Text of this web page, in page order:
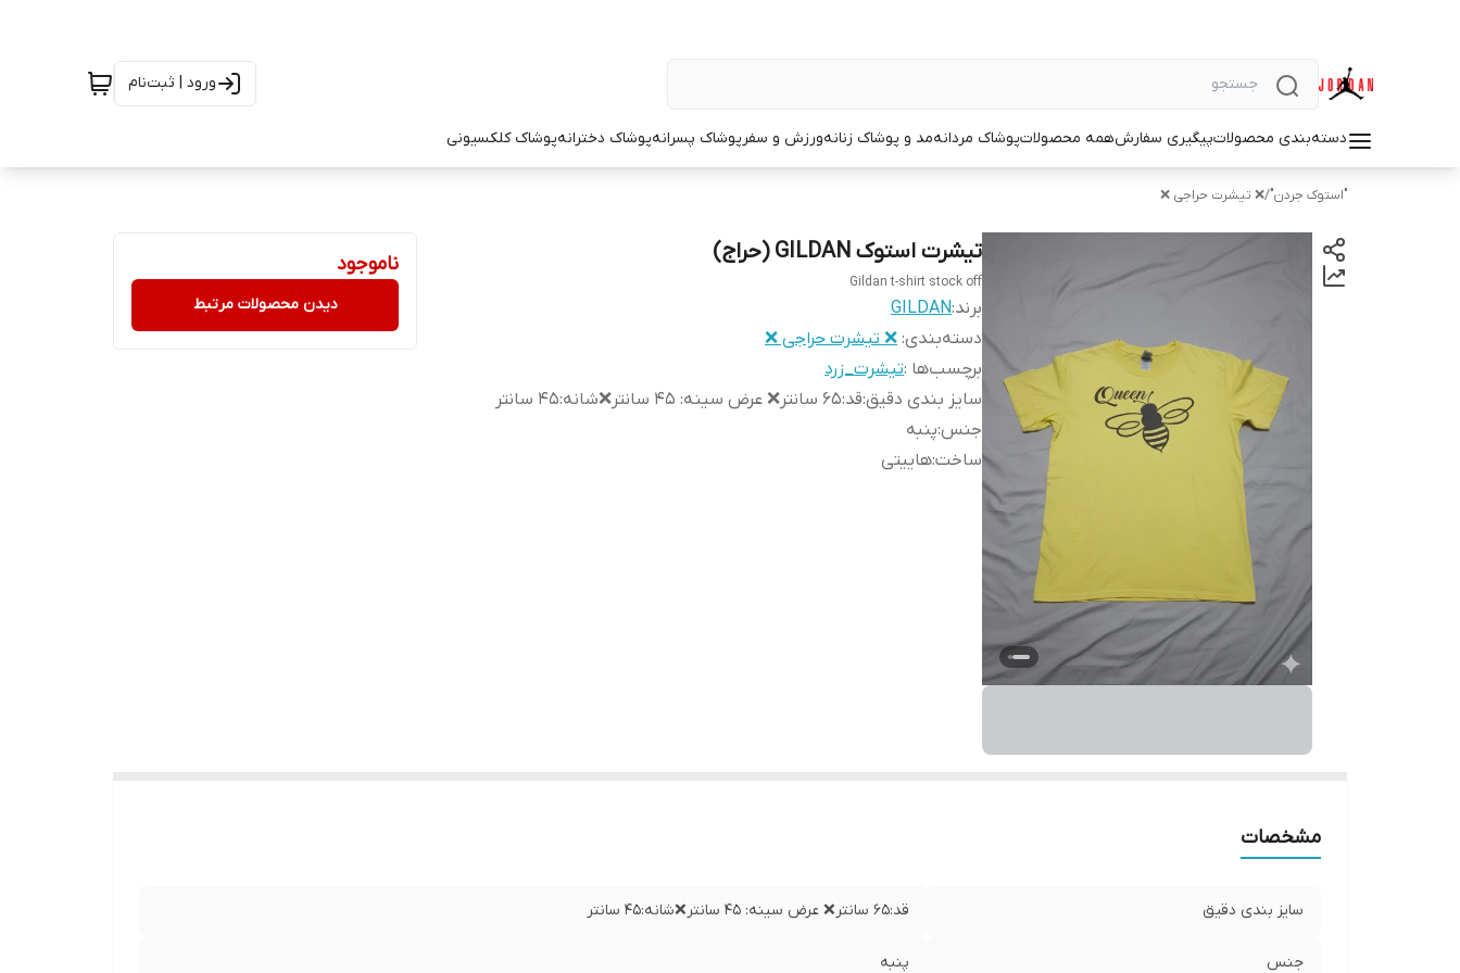
ورود | ثبت‌نام
دسته‌بندی محصولاتپیگیری سفارشهمه محصولاتپوشاک مردانهمد و پوشاک زنانهورزش و سفرپوشاک پسرانهپوشاک دخترانهپوشاک کلکسیونی
"استوک جردن"/❌ تیشرت حراجی ❌
تیشرت استوک GILDAN (حراج)
Gildan t-shirt stock off
برند:GILDAN
دسته‌بندی: ❌ تیشرت حراجی ❌
برچسب‌ها :تیشرت_زرد
سایز بندی دقیق:قد:۶۵ سانتر❌ عرض سینه: ۴۵ سانتر❌شانه:۴۵ سانتر
جنس:پنبه
ساخت:هاییتی
ناموجود
دیدن محصولات مرتبط
مشخصات
سایز بندی دقیق قد:۶۵ سانتر❌ عرض سینه: ۴۵ سانتر❌شانه:۴۵ سانتر
جنس پنبه